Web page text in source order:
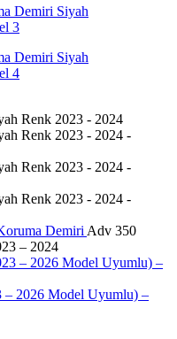
Demiri Adv 350
– 2024
– 2026 Model Uyumlu) –